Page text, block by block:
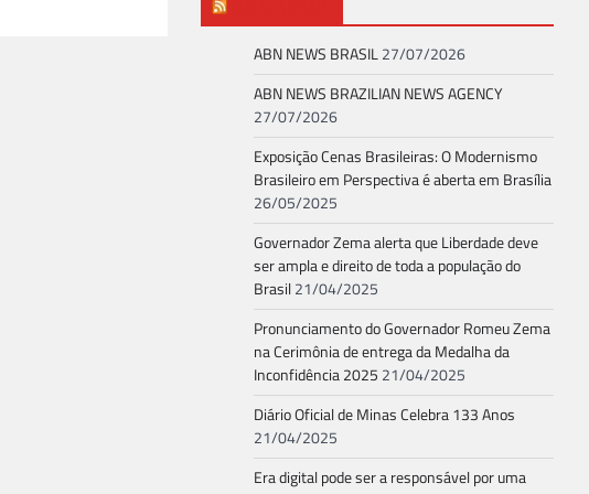
ABN NEWS BRASIL27/07/2026
ABN NEWS BRAZILIAN NEWS AGENCY
27/07/2026
Exposição Cenas Brasileiras: O Modernismo
Brasileiro em Perspectiva é aberta em Brasília
26/05/2025
Governador Zema alerta que Liberdade deve
ser ampla e direito de toda a população do
Brasil21/04/2025
Pronunciamento do Governador Romeu Zema
na Cerimônia de entrega da Medalha da
Inconfidência 2025 21/04/2025
Diário Oficial de Minas Celebra 133 Anos
21/04/2025
Era digital pode ser a responsável por uma